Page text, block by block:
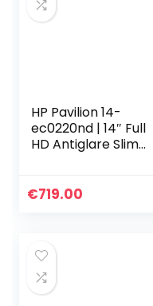
HP Pavilion 14-
ec0220nd | 14″ Full
HD Antiglare Slim
512GB SSD |
€719.00